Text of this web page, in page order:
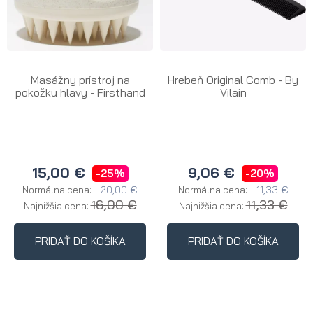
Masážny prístroj na
pokožku hlavy - Firsthand
15,00 € -25%
Normálna cena: 20,00 €
Najnižšia cena:16,00 €
PRIDAŤ DO KOŠÍKA
Hrebeň Original Comb - By
Vilain
9,06 € -20%
Normálna cena: 11,33 €
Najnižšia cena:11,33 €
PRIDAŤ DO KOŠÍKA